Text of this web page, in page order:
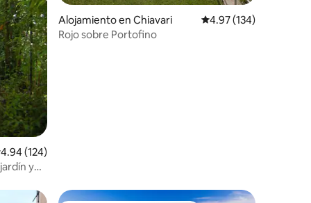
promedio: 4.94 de 5, 124 reseñas
4.94 (124)
y
Alojamiento en Chiavari Calificación promedio:
4.97 (134)
Rojo sobre Portofino